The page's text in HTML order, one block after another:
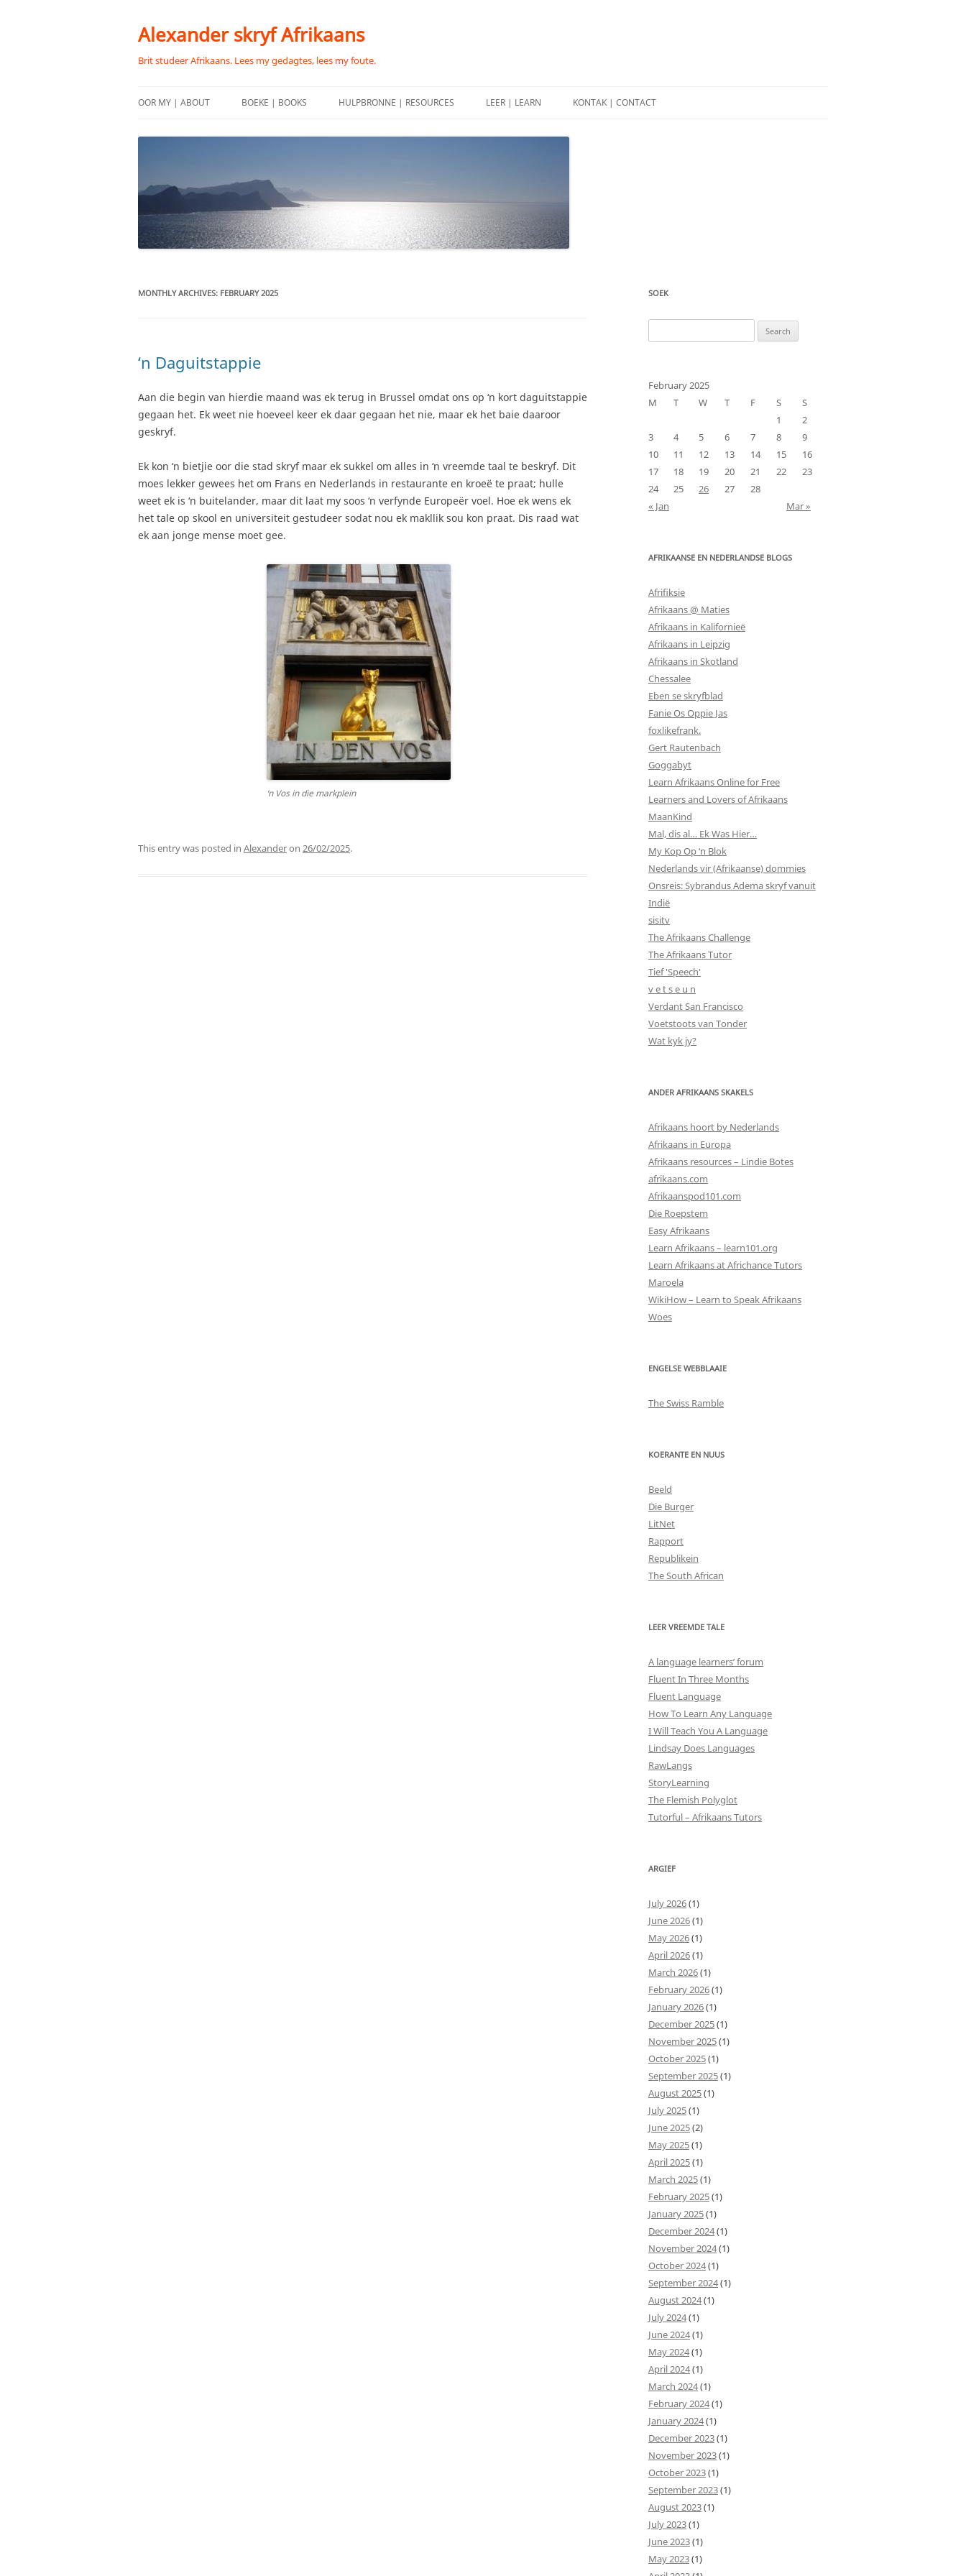
content
Alexander skryf Afrikaans
Brit studeer Afrikaans. Lees my gedagtes, lees my foute.
OOR MY | ABOUT BOEKE | BOOKS HULPBRONNE | RESOURCES LEER | LEARN KONTAK | CONTACT
MONTHLY ARCHIVES: FEBRUARY 2025
‘n Daguitstappie
Aan die begin van hierdie maand was ek terug in Brussel omdat ons op ‘n kort daguitstappie
gegaan het. Ek weet nie hoeveel keer ek daar gegaan het nie, maar ek het baie daaroor
geskryf.
Ek kon ‘n bietjie oor die stad skryf maar ek sukkel om alles in ‘n vreemde taal te beskryf. Dit
moes lekker gewees het om Frans en Nederlands in restaurante en kroeë te praat; hulle
weet ek is ‘n buitelander, maar dit laat my soos ‘n verfynde Europeër voel. Hoe ek wens ek
het tale op skool en universiteit gestudeer sodat nou ek makllik sou kon praat. Dis raad wat
ek aan jonge mense moet gee.
‘n Vos in die markplein
This entry was posted in Alexanderon 26/02/2025.
SOEK
for:
February 2025
M
T W T F S
S
1
2
3
4 5 6 7 8
9
10
11 12 13 14 15
16
17
18 19 20 21 22
23
24
25 26 27
28
« Jan
Mar »
AFRIKAANSE EN NEDERLANDSE BLOGS
Afrifiksie
Afrikaans @ Maties
Afrikaans in Kalifornieë
Afrikaans in Leipzig
Afrikaans in Skotland
Chessalee
Eben se skryfblad
Fanie Os Oppie Jas
foxlikefrank.
Gert Rautenbach
Goggabyt
Learn Afrikaans Online for Free
Learners and Lovers of Afrikaans
MaanKind
Mal, dis al… Ek Was Hier…
My Kop Op ‘n Blok
Nederlands vir (Afrikaanse) dommies
Onsreis: Sybrandus Adema skryf vanuit
Indië
sisitv
The Afrikaans Challenge
The Afrikaans Tutor
Tief 'Speech'
v e t s e u n
Verdant San Francisco
Voetstoots van Tonder
Wat kyk jy?
ANDER AFRIKAANS SKAKELS
Afrikaans hoort by Nederlands
Afrikaans in Europa
Afrikaans resources – Lindie Botes
afrikaans.com
Afrikaanspod101.com
Die Roepstem
Easy Afrikaans
Learn Afrikaans – learn101.org
Learn Afrikaans at Africhance Tutors
Maroela
WikiHow – Learn to Speak Afrikaans
Woes
ENGELSE WEBBLAAIE
The Swiss Ramble
KOERANTE EN NUUS
Beeld
Die Burger
LitNet
Rapport
Republikein
The South African
LEER VREEMDE TALE
A language learners’ forum
Fluent In Three Months
Fluent Language
How To Learn Any Language
I Will Teach You A Language
Lindsay Does Languages
RawLangs
StoryLearning
The Flemish Polyglot
Tutorful – Afrikaans Tutors
ARGIEF
July 2026(1)
June 2026(1)
May 2026(1)
April 2026(1)
March 2026(1)
February 2026(1)
January 2026(1)
December 2025(1)
November 2025(1)
October 2025(1)
September 2025(1)
August 2025(1)
July 2025(1)
June 2025(2)
May 2025(1)
April 2025(1)
March 2025(1)
February 2025(1)
January 2025(1)
December 2024(1)
November 2024(1)
October 2024(1)
September 2024(1)
August 2024(1)
July 2024(1)
June 2024(1)
May 2024(1)
April 2024(1)
March 2024(1)
February 2024(1)
January 2024(1)
December 2023(1)
November 2023(1)
October 2023(1)
September 2023(1)
August 2023(1)
July 2023(1)
June 2023(1)
May 2023(1)